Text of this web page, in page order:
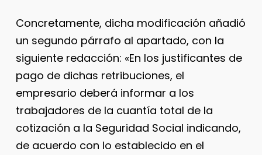
Concretamente, dicha modificación añadió
un segundo párrafo al apartado, con la
siguiente redacción: «En los justificantes de
pago de dichas retribuciones, el
empresario deberá informar a los
trabajadores de la cuantía total de la
cotización a la Seguridad Social indicando,
de acuerdo con lo establecido en el